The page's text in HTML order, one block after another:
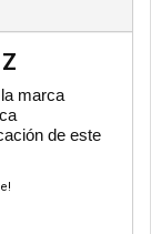
marca
de este